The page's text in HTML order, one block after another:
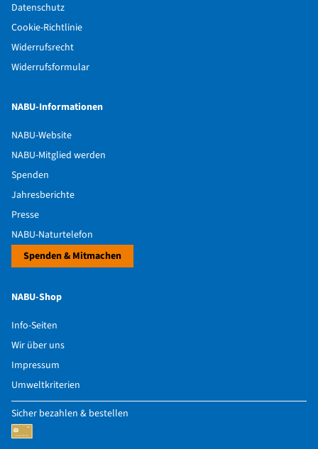
Datenschutz
Cookie-Richtlinie
Widerrufsrecht
Widerrufsformular
NABU-Informationen
NABU-Website
NABU-Mitglied werden
Spenden
Jahresberichte
Presse
NABU-Naturtelefon
Spenden & Mitmachen
NABU-Shop
Info-Seiten
Wir über uns
Impressum
Umweltkriterien
Sicher bezahlen & bestellen